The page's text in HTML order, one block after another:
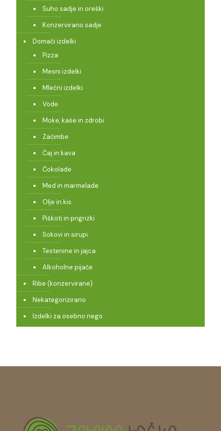
Suho sadje in oreški
Konzervirano sadje
Domači izdelki
Pizza
Mesni izdelki
Mlečni izdelki
Vode
Moke, kaše in zdrobi
Začimbe
Čaj in kava
Čokolade
Med in marmelade
Olje in kis
Piškoti in prigrizki
Sokovi in sirupi
Testenine in jajca
Alkoholne pijače
Ribe (konzervirane)
Nekategorizirano
Izdelki za osebno nego